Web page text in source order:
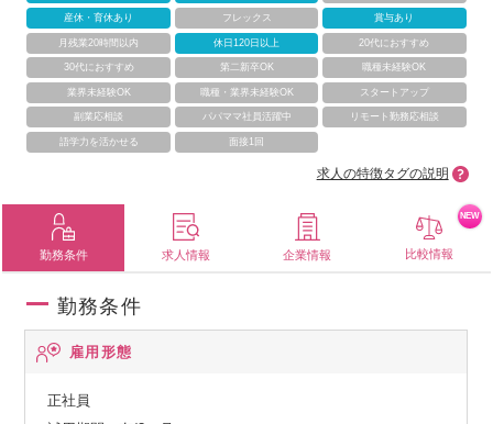
産休・育休あり フレックス 賞与あり
月残業20時間以内 休日120日以上 20代におすすめ
30代におすすめ 第二新卒OK 職種未経験OK
業界未経験OK 職種・業界未経験OK スタートアップ
副業応相談 パパママ社員活躍中 リモート勤務応相談
語学力を活かせる 面接1回
求人の特徴タグの説明
勤務条件 求人情報 企業情報 比較情報
NEW
勤務条件
雇用形態
正社員